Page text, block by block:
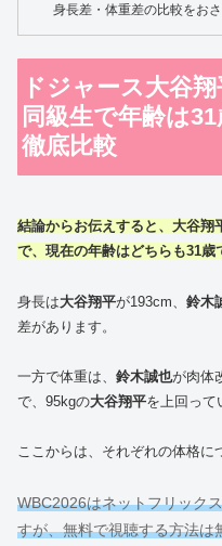
身長差・体重差の比較をお
ドジャース大谷
同級生で年齢は
徹底比較
結論からお伝えすると、大谷翔
で、現在の年齢はどちらも31歳
身長は大谷翔平が193cm、 鈴木
差があります。
一方で体重は、 鈴木誠也が肉体
で、95kgの大谷翔平を上回って
ここからは、それぞれの体格に
WBC2026はネットフリック
すが、無料で視聴する方法は